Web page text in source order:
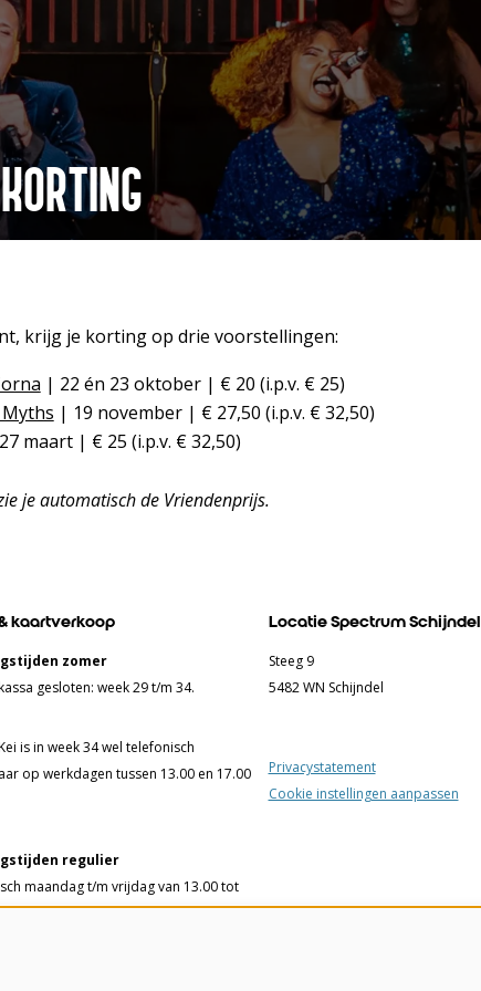
krijg je korting op drie voorstellingen:
| 22 én 23 oktober | € 20 (i.p.v. € 25)
| 19 november | € 27,50 (i.p.v. € 32,50)
maart | € 25 (i.p.v. € 32,50)
je automatisch de Vriendenprijs.
kaartverkoop
zomer
gesloten: week 29 t/m 34.
is in week 34 wel telefonisch
op werkdagen tussen 13.00 en 17.00
regulier
maandag t/m vrijdag van 13.00 tot
woensdag t/m vrijdag van 13.00
Locatie Spectrum Schijndel
Steeg 9
5482 WN Schijndel
Privacystatement
Cookie instellingen aanpassen